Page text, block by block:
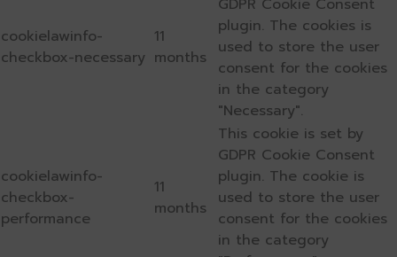
cookielawinfo-
checkbox-necessary
11
months
plugin. The cookies is
used to store the user
consent for the cookies
in the category
"Necessary".
cookielawinfo-
checkbox-
performance
11
months
This cookie is set by
GDPR Cookie Consent
plugin. The cookie is
used to store the user
consent for the cookies
in the category